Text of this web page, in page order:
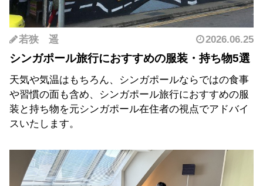
若狭 遥 2026.06.25
シンガポール旅行におすすめの服装・持ち物5選
天気や気温はもちろん、シンガポールならではの食事
や習慣の面も含め、シンガポール旅行におすすめの服
装と持ち物を元シンガポール在住者の視点でアドバイ
スいたします。